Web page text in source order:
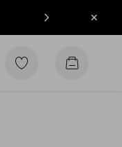
Zu
Zum